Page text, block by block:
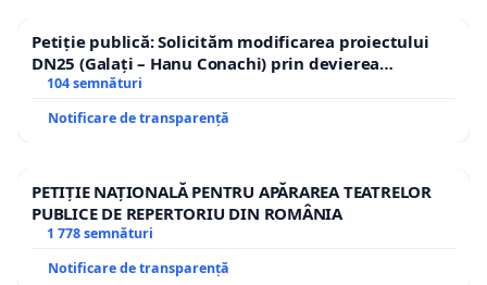
Petiție publică: Solicităm modificarea proiectului
DN25 (Galați – Hanu Conachi) prin devierea
traseului în afara localităților!
104 semnături
Notificare de transparență
PETIȚIE NAȚIONALĂ PENTRU APĂRAREA TEATRELOR
PUBLICE DE REPERTORIU DIN ROMÂNIA
1 778 semnături
Notificare de transparență